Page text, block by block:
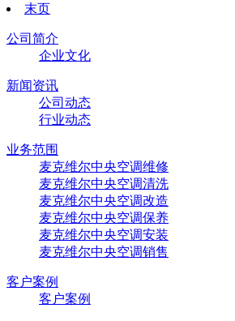
末页
公司简介
企业文化
新闻资讯
公司动态
行业动态
业务范围
麦克维尔中央空调维修
麦克维尔中央空调清洗
麦克维尔中央空调改造
麦克维尔中央空调保养
麦克维尔中央空调安装
麦克维尔中央空调销售
客户案例
客户案例